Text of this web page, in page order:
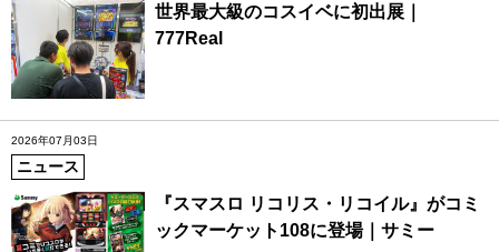
世界最大級のコスイベに初出展｜
777Real
2026年07月03日
ニュース
『スマスロ リコリス・リコイル』がコミ
ックマーケット108に登場｜サミー